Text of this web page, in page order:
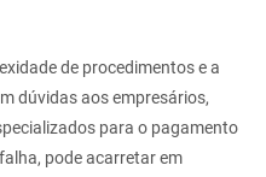
de procedimentos e a
dúvidas aos empresários,
para o pagamento
pode acarretar em